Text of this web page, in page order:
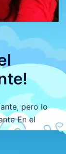
pero lo
En el